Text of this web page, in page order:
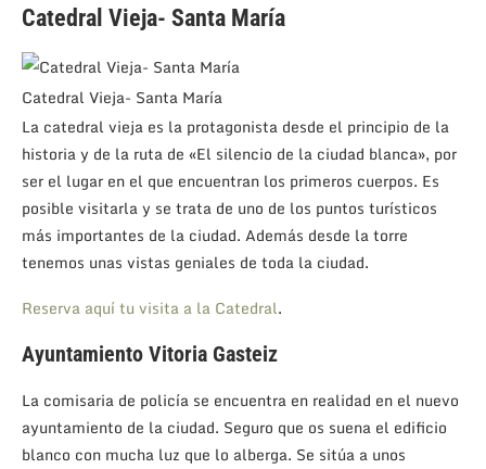
Catedral Vieja- Santa María
Catedral Vieja- Santa María
La catedral vieja es la protagonista desde el principio de la
historia y de la ruta de «El silencio de la ciudad blanca», por
ser el lugar en el que encuentran los primeros cuerpos. Es
posible visitarla y se trata de uno de los puntos turísticos
más importantes de la ciudad. Además desde la torre
tenemos unas vistas geniales de toda la ciudad.
Reserva aquí tu visita a la Catedral.
Ayuntamiento Vitoria Gasteiz
La comisaria de policía se encuentra en realidad en el nuevo
ayuntamiento de la ciudad. Seguro que os suena el edificio
blanco con mucha luz que lo alberga. Se sitúa a unos